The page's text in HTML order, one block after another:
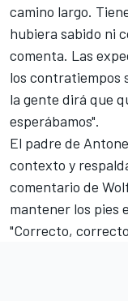
camino largo.
hubiera sabido ni
comenta. Las
los contratiempos
la gente dirá que
esperábamos".
El padre de
contexto y
comentario de
mantener los pies
"Correcto,